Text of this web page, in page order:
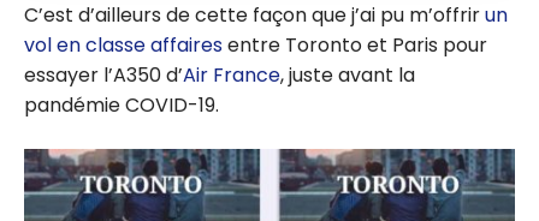
C’est d’ailleurs de cette façon que j’ai pu m’offrirun
vol en classe affairesentre Toronto et Paris pour
essayer l’A350 d’Air France, juste avant la
pandémie COVID-19.